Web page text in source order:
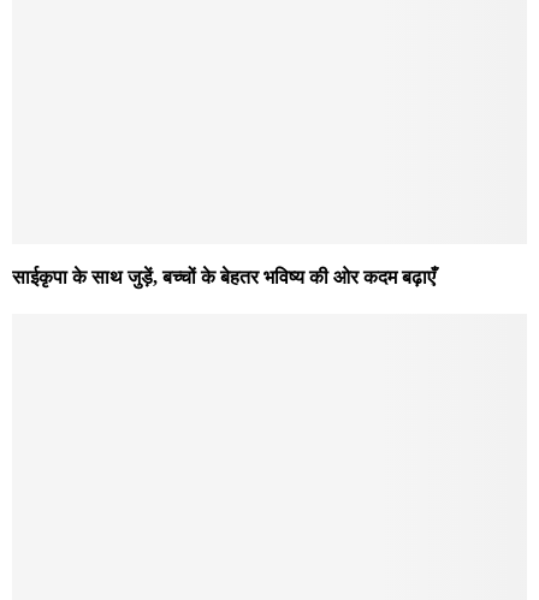
साईकृपा के साथ जुड़ें, बच्चों के बेहतर भविष्य की ओर कदम बढ़ाएँ